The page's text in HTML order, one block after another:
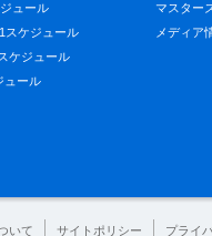
ュール
スケジュール
ケジュール
ュール
マスター
メディア
いて サイトポリシー プライ